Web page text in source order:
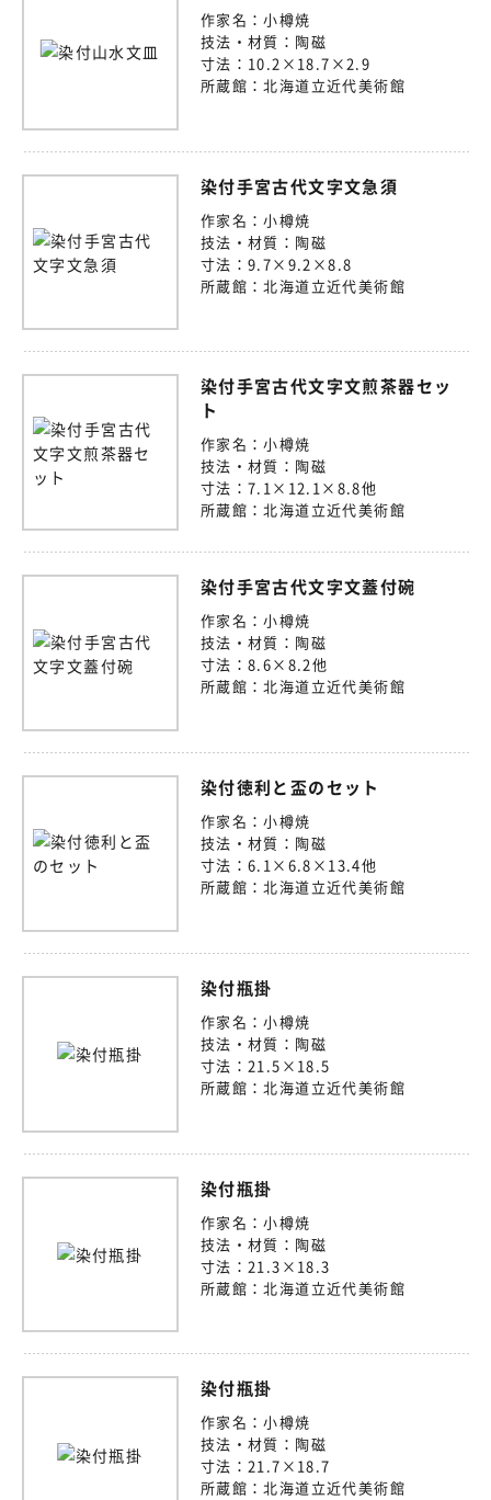
作家名：小樽焼
技法・材質： 陶磁
寸法： 10.2×18.7×2.9
所蔵館： 北海道立近代美術館
染付手宮古代文字文急須
作家名：小樽焼
技法・材質： 陶磁
寸法： 9.7×9.2×8.8
所蔵館： 北海道立近代美術館
染付手宮古代文字文煎茶器セッ
ト
作家名：小樽焼
技法・材質： 陶磁
寸法： 7.1×12.1×8.8他
所蔵館：北海道立近代美術館
染付手宮古代文字文蓋付碗
作家名：小樽焼
技法・材質： 陶磁
寸法： 8.6×8.2他
所蔵館：北海道立近代美術館
染付徳利と盃のセット
作家名：小樽焼
技法・材質： 陶磁
寸法： 6.1×6.8×13.4他
所蔵館：北海道立近代美術館
染付瓶掛
作家名：小樽焼
技法・材質： 陶磁
寸法： 21.5×18.5
所蔵館： 北海道立近代美術館
染付瓶掛
作家名：小樽焼
技法・材質： 陶磁
寸法： 21.3×18.3
所蔵館： 北海道立近代美術館
染付瓶掛
作家名：小樽焼
技法・材質： 陶磁
寸法： 21.7×18.7
所蔵館：北海道立近代美術館